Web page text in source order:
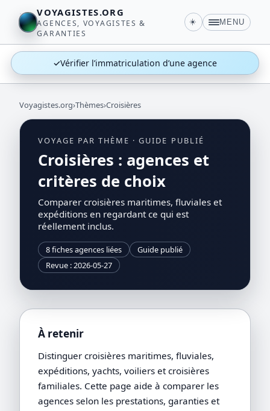
VOYAGISTES.ORG
AGENCES, VOYAGISTES &
GARANTIES
☀️ MENU
✓Vérifier l’immatriculation d’une agence
Voyagistes.org›Thèmes›Croisières
VOYAGE PAR THÈME · GUIDE PUBLIÉ
Croisières : agences et
critères de choix
Comparer croisières maritimes, fluviales et
expéditions en regardant ce qui est
réellement inclus.
8 fiches agences liées
Guide publié
Revue : 2026-05-27
À retenir
Distinguer croisières maritimes, fluviales,
expéditions, yachts, voiliers et croisières
familiales. Cette page aide à comparer les
agences selon les prestations, garanties et